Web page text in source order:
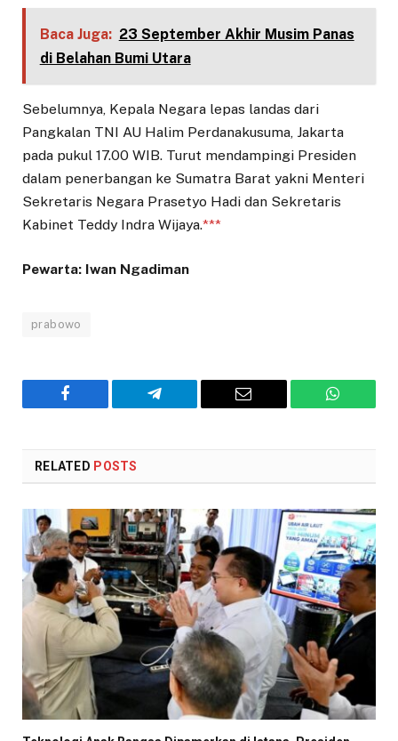
Baca Juga: 23 September Akhir Musim Panas
di Belahan Bumi Utara
Sebelumnya, Kepala Negara lepas landas dari
Pangkalan TNI AU Halim Perdanakusuma, Jakarta
pada pukul 17.00 WIB. Turut mendampingi Presiden
dalam penerbangan ke Sumatra Barat yakni Menteri
Sekretaris Negara Prasetyo Hadi dan Sekretaris
Kabinet Teddy Indra Wijaya.***
Pewarta: Iwan Ngadiman
prabowo
Facebook Telegram Email
RELATED POSTS